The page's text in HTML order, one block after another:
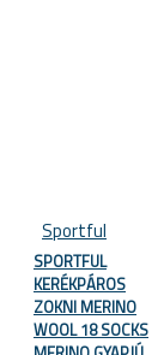
Sportful
SPORTFUL
KERÉKPÁROS
ZOKNI MERINO
WOOL 18 SOCKS